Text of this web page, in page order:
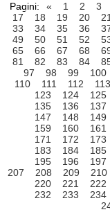
Pagini: « 1 2 3
17
18 19 20 21
33
34 35 36
49
50 51 52
65
66 67 68
81
82 83 84
97
98 99 100
110
111 112 113
123
124 125
135
136 137
147
148 149
159
160 161
171
172 173
183
184 185
195
196 197
207
208 209 210
220
221 222
232
233 234